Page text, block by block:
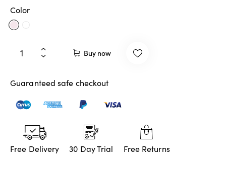
en
4.00
puan
aldı
Color
Buy now
Guaranteed safe checkout
Free Delivery 30 Day Trial Free Returns